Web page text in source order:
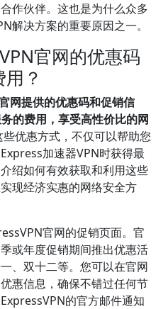
作伙伴。这也是为什么众多
解决方案的重要原因之一。
官网的优惠码
？
网提供的优惠码和促销信
的费用，享受高性价比的网
些优惠方式，不仅可以帮助您
加速器VPN时获得最
绍如何有效获取和利用这些
现经济实惠的网络安全方
官网的促销页面。官
或年度促销期间推出优惠活
、双十二等。您可以在官网
惠信息，确保不错过任何节
的官方邮件通知